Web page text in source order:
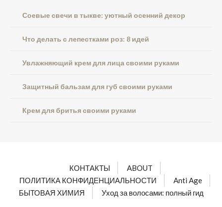
Соевые свечи в тыкве: уютный осенний декор
Что делать с лепестками роз: 8 идей
Увлажняющий крем для лица своими руками
Защитный бальзам для губ своими руками
Крем для бритья своими руками
КОНТАКТЫ
ABOUT
ПОЛИТИКА КОНФИДЕНЦИАЛЬНОСТИ
Anti Age
БЫТОВАЯ ХИМИЯ
Уход за волосами: полный гид